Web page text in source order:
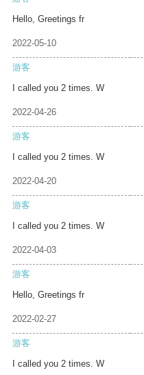
Hello, Greetings fr
2022-05-10
游客
I called you 2 times. W
2022-04-26
游客
I called you 2 times. W
2022-04-20
游客
I called you 2 times. W
2022-04-03
游客
Hello, Greetings fr
2022-02-27
游客
I called you 2 times. W